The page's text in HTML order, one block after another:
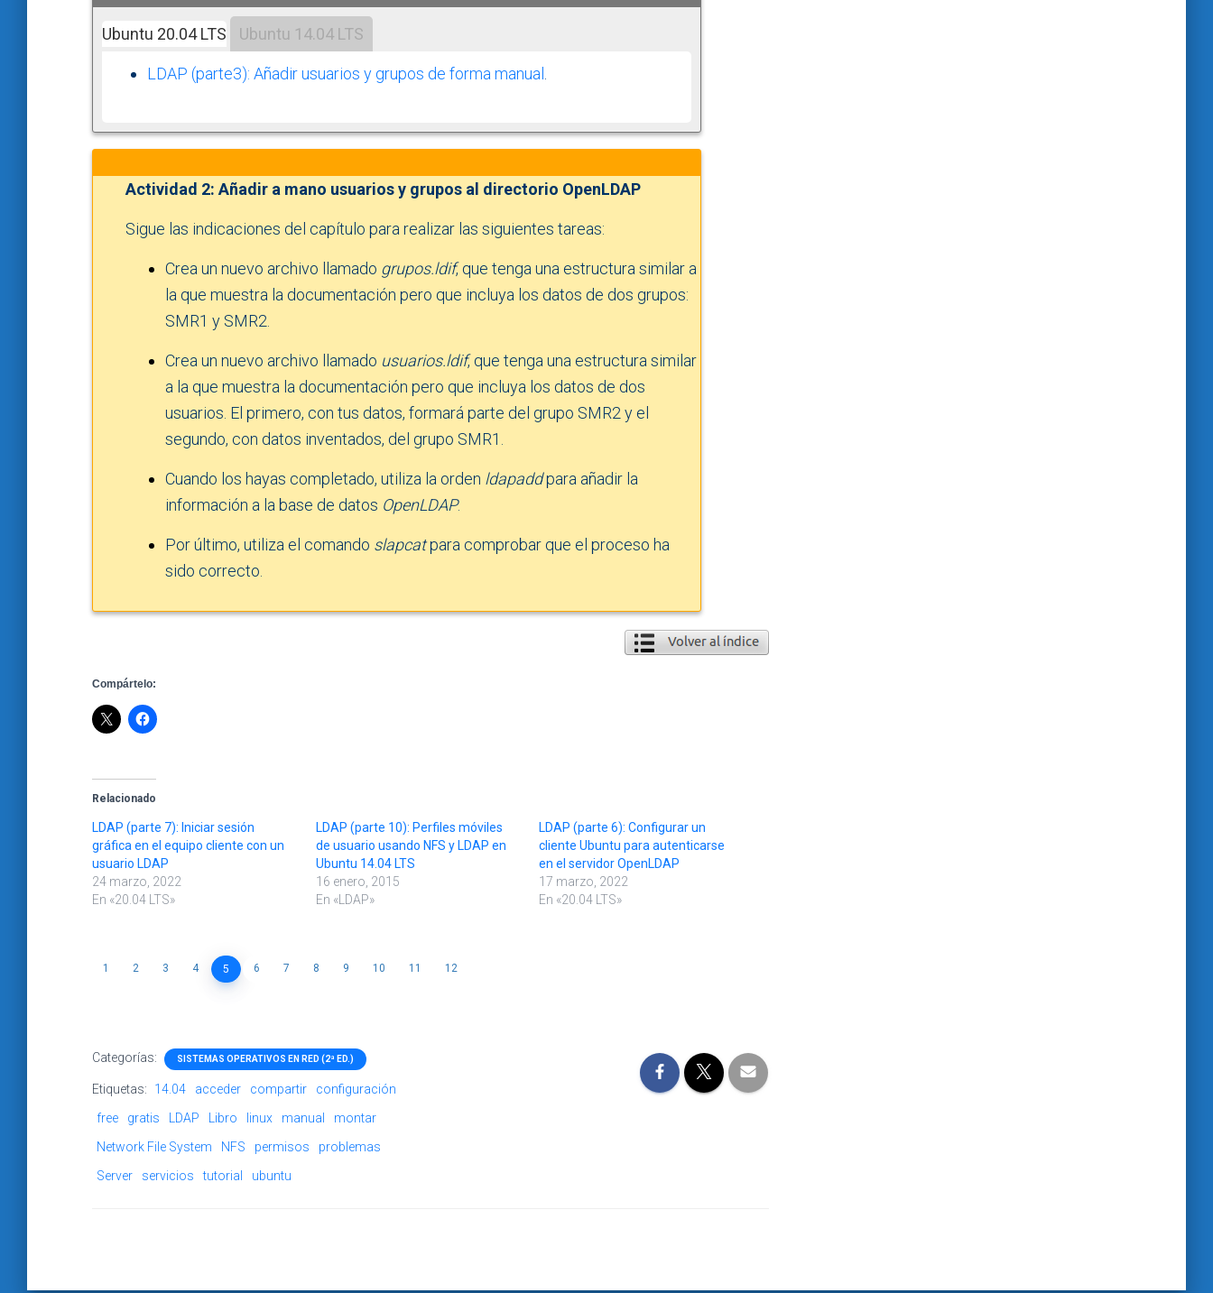
Ubuntu 20.04 LTS Ubuntu 14.04 LTS
LDAP (parte3): Añadir usuarios y grupos de forma manual
Actividad 2: Añadir a mano usuarios y grupos al directorio OpenLDAP
Sigue las indicaciones del capítulo para realizar las siguientes tareas:
Crea un nuevo archivo llamado grupos.ldif, que tenga una estructura similar a
la que muestra la documentación pero que incluya los datos de dos grupos:
SMR1 y SMR2.
Crea un nuevo archivo llamado usuarios.ldif, que tenga una estructura similar
a la que muestra la documentación pero que incluya los datos de dos
usuarios. El primero, con tus datos, formará parte del grupo SMR2 y el
segundo, con datos inventados, del grupo SMR1.
Cuando los hayas completado, utiliza la orden ldapaddpara añadir la
información a la base de datos OpenLDAP.
Por último, utiliza el comando slapcatpara comprobar que el proceso ha
sido correcto.
Compártelo:
Relacionado
LDAP (parte 7): Iniciar sesión
gráfica en el equipo cliente con un
usuario LDAP
24 marzo, 2022
En «20.04 LTS»
LDAP (parte 10): Perfiles móviles
de usuario usando NFS y LDAP en
Ubuntu 14.04 LTS
16 enero, 2015
En «LDAP»
LDAP (parte 6): Configurar un
cliente Ubuntu para autenticarse
en el servidor OpenLDAP
17 marzo, 2022
En «20.04 LTS»
1 2 3 4 5 6 7 8 9 10 11 12
Categorías: SISTEMAS OPERATIVOS EN RED (2ª ED.)
Etiquetas: 14.04 acceder compartir
configuración
free
gratis LDAP Libro linux manual
montar
Network File System
NFS permisos
problemas
Server
servicios tutorial ubuntu